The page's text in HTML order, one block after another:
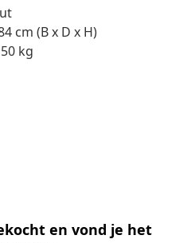
cm (B x D x H)
kg
en vond je het